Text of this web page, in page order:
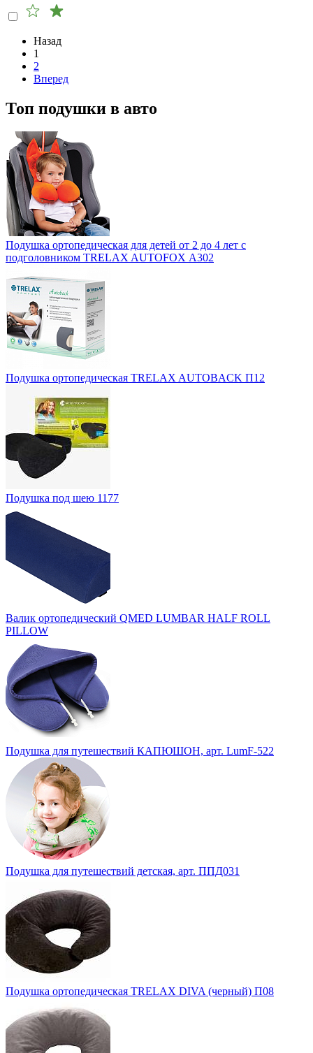
Назад
1
2
Вперед
Топ подушки в авто
Подушка ортопедическая для детей от 2 до 4 лет с
подголовником TRELAX AUTOFOX А302
Подушка ортопедическая TRELAX AUTOBACK П12
Подушка под шею 1177
Валик ортопедический QMED LUMBAR HALF ROLL
PILLOW
Подушка для путешествий КАПЮШОН, арт. LumF-522
Подушка для путешествий детская, арт. ППД031
Подушка ортопедическая TRELAX DIVA (черный) П08